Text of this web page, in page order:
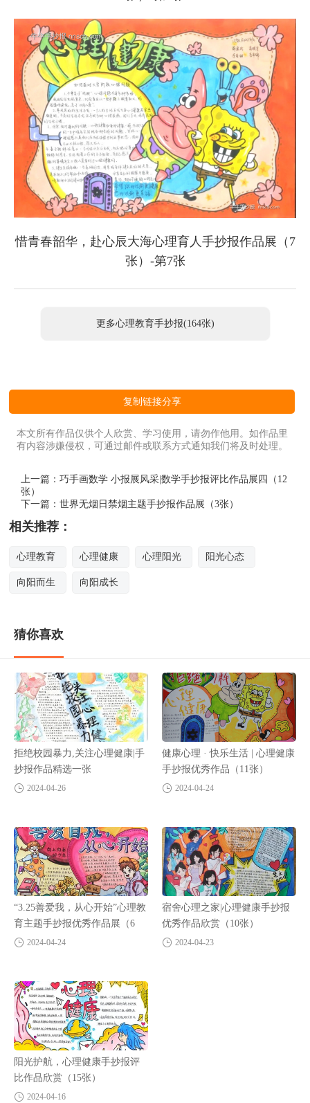
惜青春韶华，赴心辰大海心理育人手抄报作品展（7
张）-第7张
更多心理教育手抄报(164张)
复制链接分享
本文所有作品仅供个人欣赏、学习使用，请勿作他用。如作品里
有内容涉嫌侵权，可通过邮件或联系方式通知我们将及时处理。
上一篇：巧手画数学 小报展风采|数学手抄报评比作品展四（12
张）
下一篇：世界无烟日禁烟主题手抄报作品展（3张）
相关推荐：
心理教育 心理健康 心理阳光 阳光心态
向阳而生 向阳成长
猜你喜欢
拒绝校园暴力,关注心理健康|手
抄报作品精选一张
2024-04-26
健康心理 · 快乐生活 | 心理健康
手抄报优秀作品（11张）
2024-04-24
“3.25善爱我，从心开始”心理教
育主题手抄报优秀作品展（6
张）2024-04-24
宿舍心理之家|心理健康手抄报
优秀作品欣赏（10张）
2024-04-23
阳光护航，心理健康手抄报评
比作品欣赏（15张）
2024-04-16